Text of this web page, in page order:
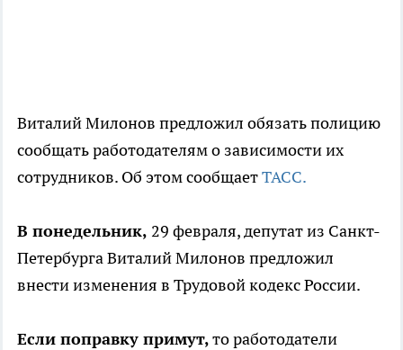
Виталий Милонов предложил обязать полицию
сообщать работодателям о зависимости их
сотрудников. Об этом сообщаетТАСС.
В понедельник, 29 февраля, депутат из Санкт-
Петербурга Виталий Милонов предложил
внести изменения в Трудовой кодекс России.
Если поправку примут,то работодатели